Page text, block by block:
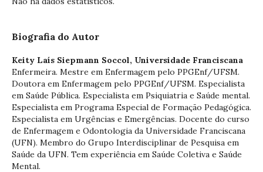
Biografia do Autor
Keity Laís Siepmann Soccol, Universidade Franciscana
Enfermeira. Mestre em Enfermagem pelo PPGEnf/UFSM.
Doutora em Enfermagem pelo PPGEnf/UFSM. Especialista
em Saúde Pública. Especialista em Psiquiatria e Saúde mental.
Especialista em Programa Especial de Formação Pedagógica.
Especialista em Urgências e Emergências. Docente do curso
de Enfermagem e Odontologia da Universidade Franciscana
(UFN). Membro do Grupo Interdisciplinar de Pesquisa em
Saúde da UFN. Tem experiência em Saúde Coletiva e Saúde
Mental.